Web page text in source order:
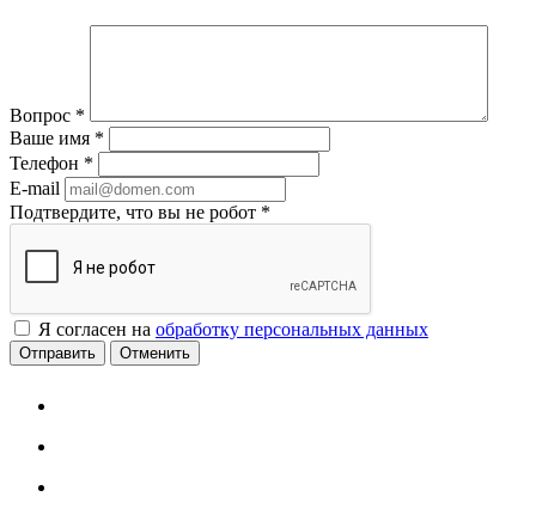
Вопрос *
Ваше имя *
Телефон *
E-mail
Подтвердите, что вы не робот *
Я согласен на обработку персональных данных
Отменить